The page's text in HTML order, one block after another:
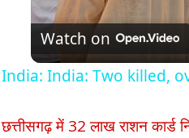
Watch on
India: India: Two killed,
छत्तीसगढ़ में 32 लाख राशन कार्ड